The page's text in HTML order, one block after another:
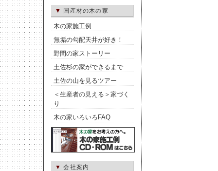
▼ 国産材の木の家
木の家施工例
無垢の勾配天井が好き！
野間の家ストーリー
土佐杉の家ができるまで
土佐の山を見るツアー
＜生産者の見える＞家づく
り
木の家いろいろFAQ
▼ 会社案内